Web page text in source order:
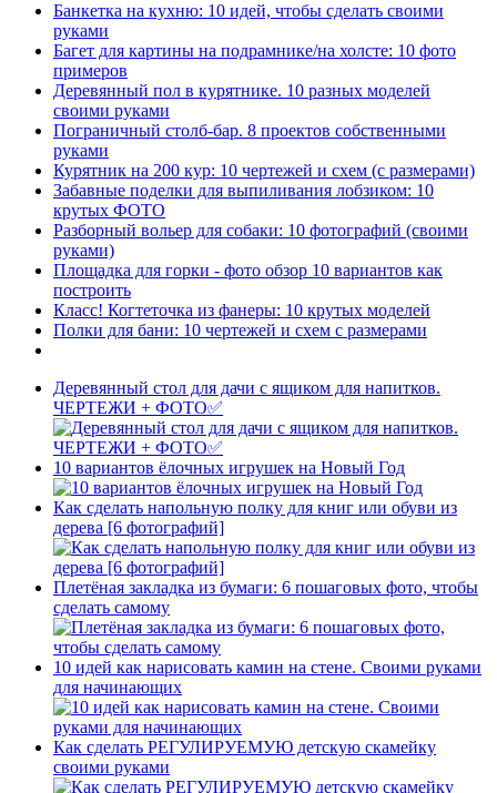
Банкетка на кухню: 10 идей, чтобы сделать своими
руками
Багет для картины на подрамнике/на холсте: 10 фото
примеров
Деревянный пол в курятнике. 10 разных моделей
своими руками
Пограничный столб-бар. 8 проектов собственными
руками
Курятник на 200 кур: 10 чертежей и схем (с размерами)
Забавные поделки для выпиливания лобзиком: 10
крутых ФОТО
Разборный вольер для собаки: 10 фотографий (своими
руками)
Площадка для горки - фото обзор 10 вариантов как
построить
Класс! Когтеточка из фанеры: 10 крутых моделей
Полки для бани: 10 чертежей и схем с размерами
Деревянный стол для дачи с ящиком для напитков.
ЧЕРТЕЖИ + ФОТО✅
10 вариантов ёлочных игрушек на Новый Год
Как сделать напольную полку для книг или обуви из
дерева [6 фотографий]
Плетёная закладка из бумаги: 6 пошаговых фото, чтобы
сделать самому
10 идей как нарисовать камин на стене. Своими руками
для начинающих
Как сделать РЕГУЛИРУЕМУЮ детскую скамейку
своими руками